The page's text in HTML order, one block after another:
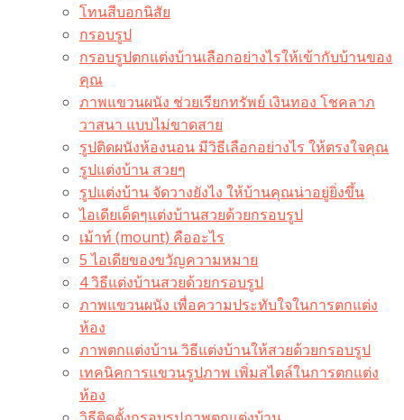
โทนสีบอกนิสัย
กรอบรูป
กรอบรูปตกแต่งบ้านเลือกอย่างไรให้เข้ากับบ้านของ
คุณ
ภาพแขวนผนัง ช่วยเรียกทรัพย์ เงินทอง โชคลาภ
วาสนา แบบไม่ขาดสาย
รูปติดผนังห้องนอน มีวิธีเลือกอย่างไร ให้ตรงใจคุณ
รูปแต่งบ้าน สวยๆ
รูปแต่งบ้าน จัดวางยังไง ให้บ้านคุณน่าอยู่ยิ่งขึ้น
ไอเดียเด็ดๆแต่งบ้านสวยด้วยกรอบรูป
เม้าท์ (mount) คืออะไร​
5 ไอเดียของขวัญความหมาย
4 วิธีแต่งบ้านสวยด้วยกรอบรูป
ภาพแขวนผนัง เพื่อความประทับใจในการตกแต่ง
ห้อง
ภาพตกแต่งบ้าน วิธีแต่งบ้านให้สวยด้วยกรอบรูป
เทคนิคการแขวนรูปภาพ เพิ่มสไตล์ในการตกแต่ง
ห้อง